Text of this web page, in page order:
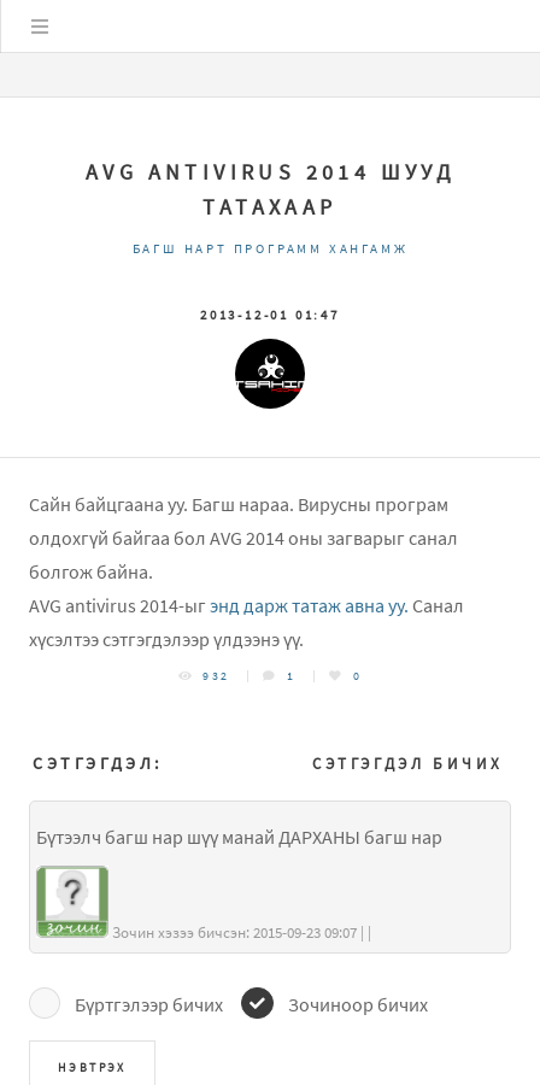
AVG ANTIVIRUS 2014 ШУУД
ТАТАХААР
БАГШ НАРТ ПРОГРАММ ХАНГАМЖ
2013-12-01 01:47
Сайн байцгаана уу. Багш нараа. Вирусны програм
олдохгүй байгаа бол AVG 2014 оны загварыг санал
болгож байна.
AVG antivirus 2014-ыгэнд дарж татаж авна уу. Санал
хүсэлтээ сэтгэгдэлээр үлдээнэ үү.
932 1 0
СЭТГЭГДЭЛ БИЧИХ
СЭТГЭГДЭЛ:
Бүтээлч багш нар шүү манай ДАРХАНЫ багш нар
Зочин хэзээ бичсэн: 2015-09-23 09:07 | |
Бүртгэлээр бичих Зочиноор бичих